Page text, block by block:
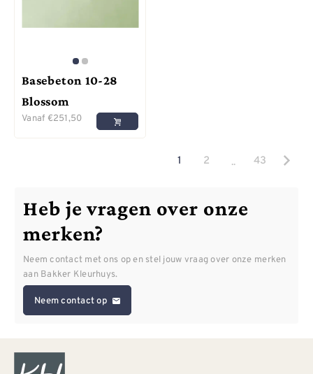
Basebeton 10-28
Blossom
Vanaf €251,50
1 2 .. 43
Heb je vragen over onze
merken?
Neem contact met ons op en stel jouw vraag over onze merken
aan Bakker Kleurhuys.
Neem contact op